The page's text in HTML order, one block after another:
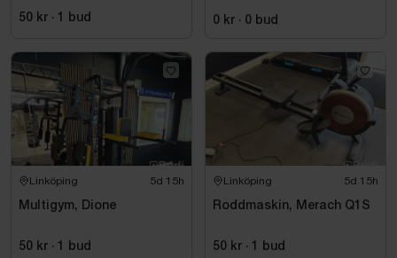
50 kr · 1 bud
0 kr · 0 bud
Linköping 5d 15h
Multigym, Dione
50 kr · 1 bud
Linköping 5d 15h
Roddmaskin, Merach Q1S
50 kr · 1 bud